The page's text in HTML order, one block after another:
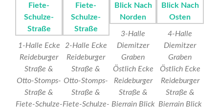
1-Halle Ecke
Reideburger
Straße &
Otto-Stomps-
Straße &
Fiete-Schulze-
2-Halle Ecke
Reideburger
Straße &
Otto-Stomps-
Straße &
Fiete-Schulze-
3-Halle
Diemitzer
Graben
Östlich Ecke
Reideburger
Straße &
Bierrain Blick
4-Halle
Diemitzer
Graben
Östlich Ecke
Reideburger
Straße &
Bierrain Blick